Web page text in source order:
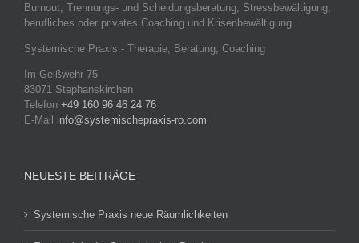
Burnout, Trennungs- und Scheidungsberatung, Stressbewältigung,
berufliches oder privates Coaching und Krisenbewältigung.
Systemische Praxis - Therapie, Beratung, Coaching
Im Geißwehr 75
83071 Stephanskirchen
Telefon +49 160 96 46 24 76
E-Mail info@systemischepraxis-ro.com
NEUESTE BEITRÄGE
Systemische Praxis neue Räumlichkeiten